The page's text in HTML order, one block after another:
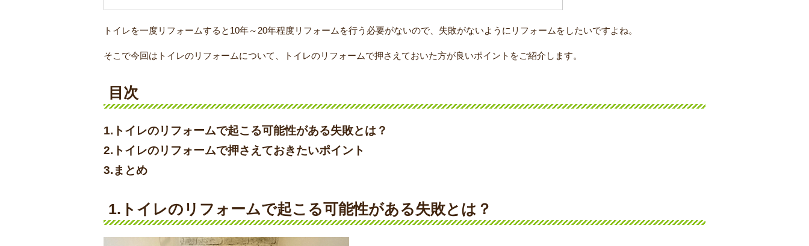
トイレを一度リフォームすると10年～20年程度リフォームを行う必要がないので、失敗がないようにリフォームをしたいですよね。
そこで今回はトイレのリフォームについて、トイレのリフォームで押さえておいた方が良いポイントをご紹介します。
目次
1.トイレのリフォームで起こる可能性がある失敗とは？
2.トイレのリフォームで押さえておきたいポイント
3.まとめ
1.トイレのリフォームで起こる可能性がある失敗とは？